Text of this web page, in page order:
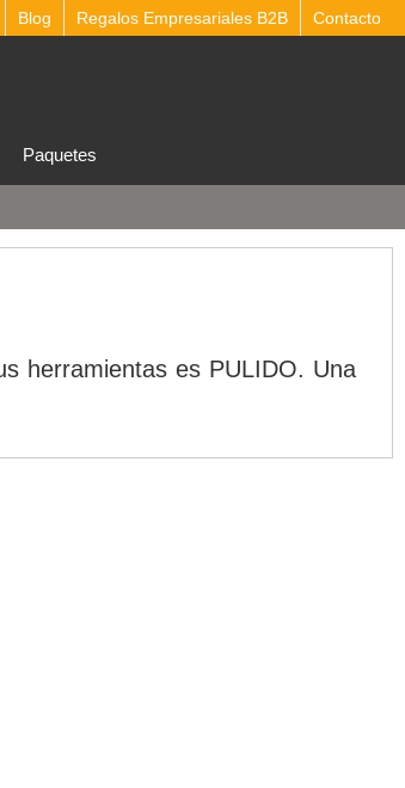
Blog Regalos Empresariales B2B Contacto
Paquetes
herramientas es PULIDO. Una